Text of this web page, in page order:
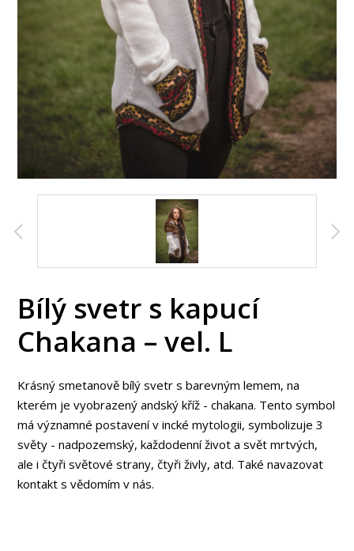
Bílý svetr s kapucí
Chakana – vel. L
Krásný smetanově bílý svetr s barevným lemem, na
kterém je vyobrazený andský kříž - chakana. Tento symbol
má významné postavení v incké mytologii, symbolizuje 3
světy - nadpozemský, každodenní život a svět mrtvých,
ale i čtyři světové strany, čtyři živly, atd. Také navazovat
kontakt s vědomím v nás.